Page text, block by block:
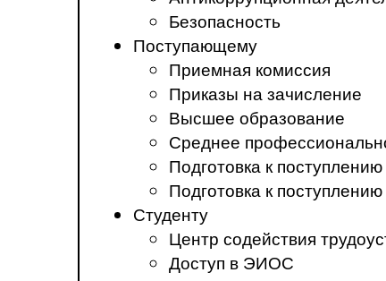
Безопасность
Поступающему
Приемная комиссия
Приказы на зачисление
Высшее образование
Среднее
Подготовка к
Подготовка к
Студенту
Центр содействия
Доступ в ЭИОС